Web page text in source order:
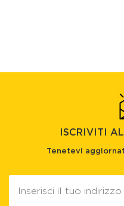
ISCRIVITI
Tenetevi